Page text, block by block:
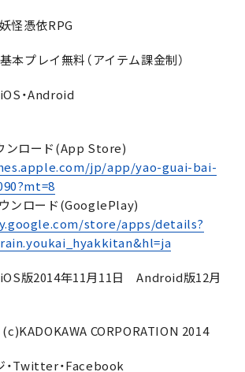
憑依RPG
イ無料（アイテム課金制）
・Android
ンロード(App Store)
jp/app/yao-guai-bai-
ンロード(GooglePlay)
store/apps/details?
2014年11月11日 Android版12月
CORPORATION 2014
・Twitter・Facebook